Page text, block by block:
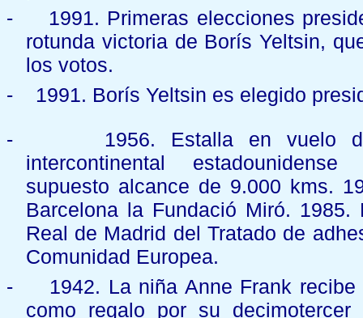
-
1991. Primeras elecciones
rotunda victoria de Borís Yeltsin,
los votos.
-
1991. Borís Yeltsin es elegido
-
1956. Estalla en vuelo
intercontinental
supuesto alcance de 9.000 kms.
Barcelona la Fundació Miró.
Real de Madrid del Tratado de
Comunidad Europea.
-
1942. La niña Anne Frank
como regalo por su decimotercer